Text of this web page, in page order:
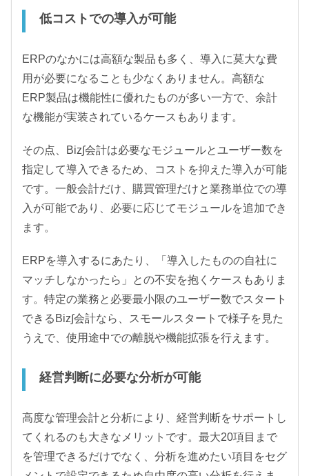
低コストでの導入が可能
ERPのなかには高額な製品も多く、導入に莫大な費
用が必要になることも少なくありません。高額な
ERP製品は機能性に優れたものが多い一方で、余計
な機能が実装されているケースもあります。
その点、Biz∫会計は必要なモジュールとユーザー数を
指定して導入できるため、コストを抑えた導入が可能
です。一般会計だけ、購買管理だけと業務単位での導
入が可能であり、必要に応じてモジュールを追加でき
ます。
ERPを導入するにあたり、「導入したものの自社に
マッチしなかったら」との不安を抱くケースもありま
す。特定の業務と必要最小限のユーザー数でスタート
できるBiz∫会計なら、スモールスタートで様子を見た
うえで、使用途中での離脱や機能拡張を行えます。
経営判断に必要な分析が可能
高度な管理会計と分析により、経営判断をサポートし
てくれるのも大きなメリットです。最大20項目まで
を管理できるだけでなく、分析を進めたい項目をセグ